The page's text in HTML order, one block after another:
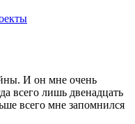
И он мне очень
всего лишь двенадцать
всего мне запомнился